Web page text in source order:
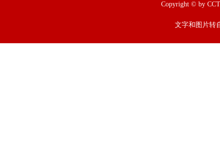
Copyright © by
文字和图片转